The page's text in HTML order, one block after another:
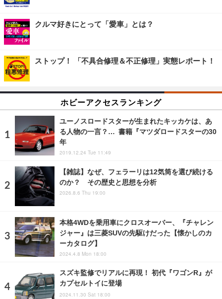
クルマ好きにとって「愛車」とは？
ストップ！ 「不具合修理＆不正修理」実態レポート！
ホビーアクセスランキング
ユーノスロードスターが生まれたキッカケは、あ
る人物の一言？… 書籍『マツダロードスターの30
年
2019.12.24 Tue 11:49
【雑誌】なぜ、フェラーリは12気筒を選び続ける
のか？ その歴史と思想を分析
2026.8.6 Thu 19:00
本格4WDを乗用車にクロスオーバー、『チャレン
ジャー』は三菱SUVの先駆けだった【懐かしのカ
ーカタログ】
2024.4.8 Mon 18:00
スズキ監修でリアルに再現！ 初代『ワゴンR』が
カプセルトイに登場
2024.11.30 Sat 18:00